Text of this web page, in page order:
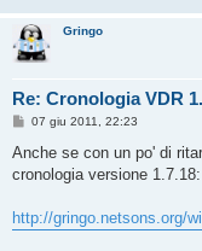
Gringo
Re: Cronologia VDR
M
s
a
i
07 giu 2011, 22:23
Anche se con un po' di
cronologia versione 1.7.18:
http://gringo.netsons.org/